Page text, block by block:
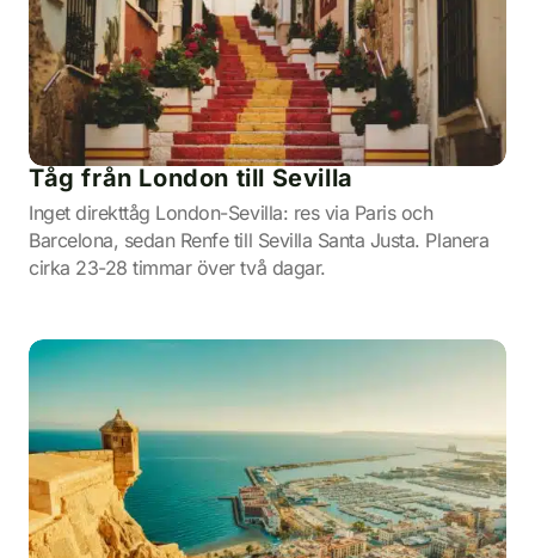
Tåg från London till Sevilla
Inget direkttåg London-Sevilla: res via Paris och
Barcelona, sedan Renfe till Sevilla Santa Justa. Planera
cirka 23-28 timmar över två dagar.